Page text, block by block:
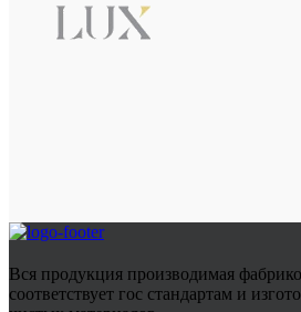
Вся продукция производимая
соответствует гос стандартам и